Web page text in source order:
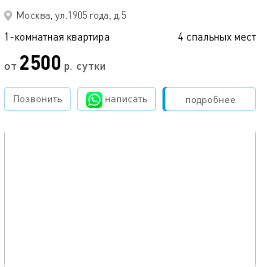
Москва, ул.1905 года, д.5
1-комнатная квартира 4 спальных мест
от 2500 р. сутки
подробнее
Позвонить написать Забронировать